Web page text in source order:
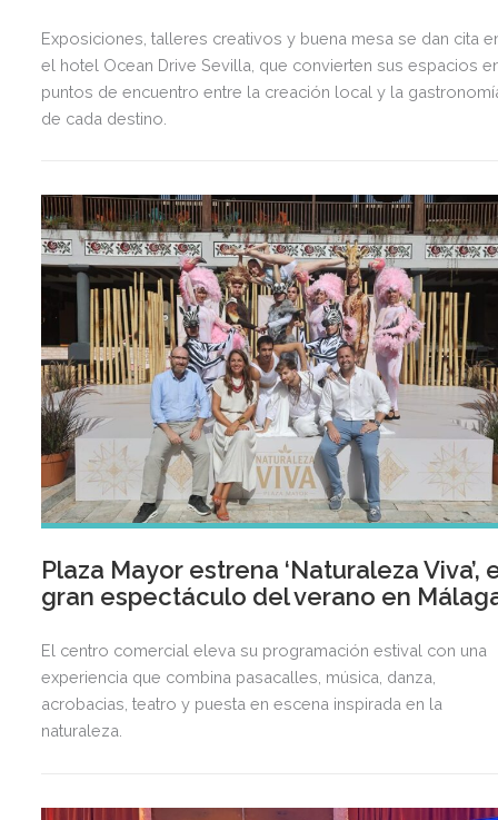
Exposiciones, talleres creativos y buena mesa se dan cita
el hotel Ocean Drive Sevilla, que convierten sus espacios
puntos de encuentro entre la creación local y la
de cada destino.
Plaza Mayor estrena ‘Naturaleza Viva’,
gran espectáculo del verano en
El centro comercial eleva su programación estival con una
experiencia que combina pasacalles, música, danza,
acrobacias, teatro y puesta en escena inspirada en la
naturaleza.